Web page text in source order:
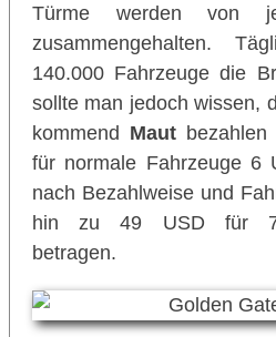
Türme werden von
zusammengehalten.
140.000 Fahrzeuge die
sollte man jedoch wissen,
kommend Maut
für normale Fahrzeuge 6
nach Bezahlweise und
hin zu 49 USD für
betragen.